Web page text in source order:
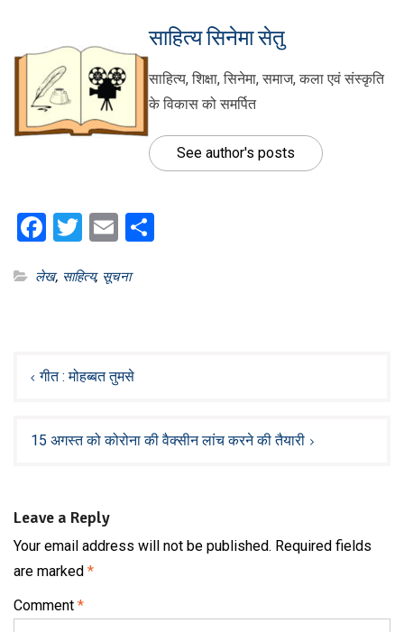
साहित्य सिनेमा सेतु
साहित्य, शिक्षा, सिनेमा, समाज, कला एवं संस्कृति
के विकास को समर्पित
See author's posts
Facebook
Twitter
Email
लेख, साहित्य, सूचना
navigation
गीत : मोहब्बत तुमसे
15 अगस्त को कोरोना की वैक्सीन लांच करने की तैयारी
Leave a Reply
Your email address will not be published. Required fields
are marked *
Comment *